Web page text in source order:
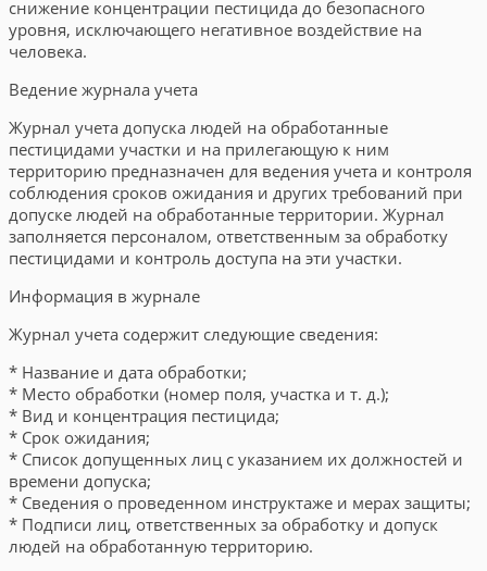
снижение концентрации пестицида до безопасного
уровня, исключающего негативное воздействие на
человека.
Ведение журнала учета
Журнал учета допуска людей на обработанные
пестицидами участки и на прилегающую к ним
территорию предназначен для ведения учета и контроля
соблюдения сроков ожидания и других требований при
допуске людей на обработанные территории. Журнал
заполняется персоналом, ответственным за обработку
пестицидами и контроль доступа на эти участки.
Информация в журнале
Журнал учета содержит следующие сведения:
* Название и дата обработки;
* Место обработки (номер поля, участка и т. д.);
* Вид и концентрация пестицида;
* Срок ожидания;
* Список допущенных лиц с указанием их должностей и
времени допуска;
* Сведения о проведенном инструктаже и мерах защиты;
* Подписи лиц, ответственных за обработку и допуск
людей на обработанную территорию.